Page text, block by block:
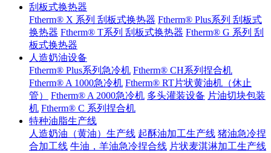
刮板式换热器
Ftherm® X 系列 刮板式换热器 Ftherm® Plus系列 刮板式
换热器 Ftherm® T系列 刮板式换热器 Ftherm® G 系列 刮
板式换热器
人造奶油设备
Ftherm® Plus系列急冷机 Ftherm® CH系列捏合机
Ftherm® A 1000急冷机 Ftherm® RT片状黄油机（休止
管）
Ftherm® A 2000急冷机 多头灌装设备 片油切块包装
机 Ftherm® C 系列捏合机
特种油脂生产线
人造奶油（黄油）生产线 起酥油加工生产线 猪油急冷捏
合加工线 牛油，羊油急冷捏合线 片状麦淇淋加工生产线